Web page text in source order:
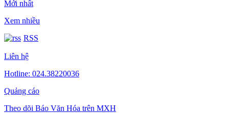
Mới nhất
Xem nhiều
RSS
Liên hệ
Hotline: 024.38220036
Quảng cáo
Theo dõi Báo Văn Hóa trên MXH